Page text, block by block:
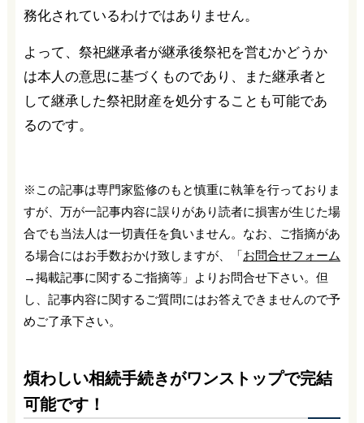
務化されているわけではありません。
よって、祭祀継承者が継承後祭祀を営むかどうか
は本人の意思に基づくものであり、また継承者と
して継承した祭祀財産を処分することも可能であ
るのです。
※この記事は専門家監修のもと慎重に執筆を行っておりま
すが、万が一記事内容に誤りがあり読者に損害が生じた場
合でも当法人は一切責任を負いません。なお、ご指摘があ
る場合にはお手数おかけ致しますが、「お問合せフォーム
→掲載記事に関するご指摘等」よりお問合せ下さい。但
し、記事内容に関するご質問にはお答えできませんので予
めご了承下さい。
煩わしい相続手続きがワンストップで完結
可能です！